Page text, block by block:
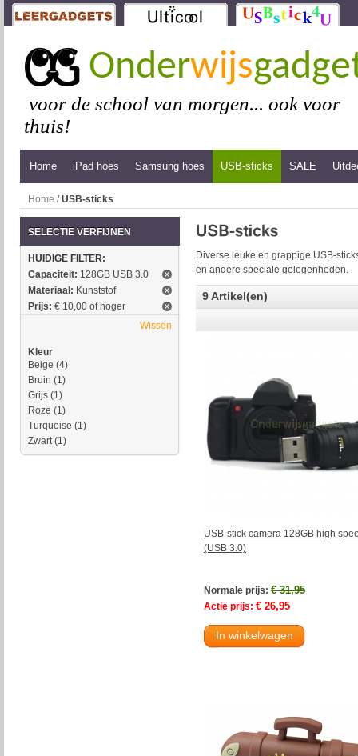
Onderwijs
voor de school van morgen... ook voor
thuis!
Home iPad hoes Samsung hoes USB-sticks SALE
Home /USB-sticks
Diverse leuke en grappige USB-
en andere speciale gelegenheden.
9 Artikel(en)
USB-stick camera 128GB high
(USB 3.0)
Normale prijs: € 31,95
Actie prijs: € 26,95
In winkelwagen
SELECTIE VERFIJNEN
HUIDIGE FILTER:
Capaciteit: 128GB USB 3.0
Materiaal: Kunststof
Prijs: € 10,00 of hoger
Wissen
Kleur
Beige (4)
Bruin (1)
Grijs (1)
Roze (1)
Turquoise (1)
Zwart(1)